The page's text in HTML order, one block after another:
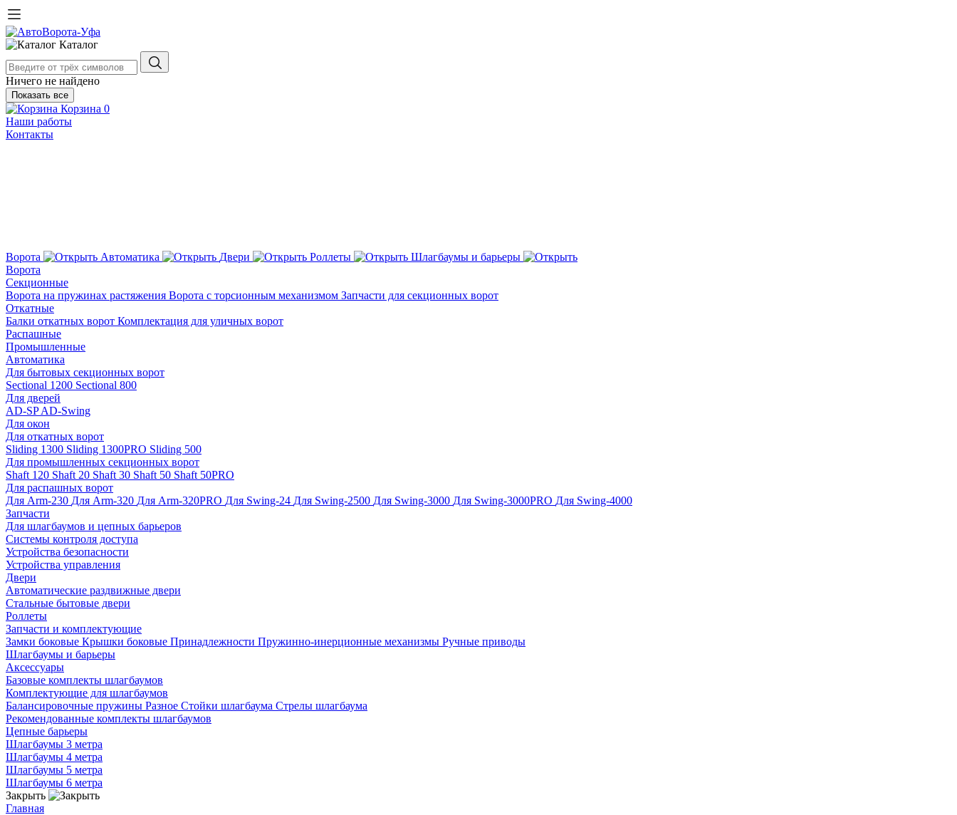
Каталог
Ничего не найдено
Показать все
Корзина 0
Наши работы
Контакты
Ворота Автоматика Двери Роллеты
Шлагбаумы и барьеры
Ворота
Секционные
Ворота на пружинах растяжения Ворота с торсионным механизмом Запчасти для секционных ворот
Откатные
Балки откатных ворот Комплектация для уличных ворот
Распашные
Промышленные
Автоматика
Для бытовых секционных ворот
Sectional 1200 Sectional 800
Для дверей
AD-SPAD-Swing
Для окон
Для откатных ворот
Sliding 1300 Sliding 1300PRO Sliding 500
Для промышленных секционных ворот
Shaft 120 Shaft 20 Shaft 30 Shaft 50 Shaft 50PRO
Для распашных ворот
Для Arm-230 Для Arm-320 Для Arm-320PRO Для Swing-24 Для Swing-2500 Для Swing-3000 Для Swing-3000PRO Для Swing-4000
Запчасти
Для шлагбаумов и цепных барьеров
Системы контроля доступа
Устройства безопасности
Устройства управления
Двери
Автоматические раздвижные двери
Стальные бытовые двери
Роллеты
Запчасти и комплектующие
Замки боковые Крышки боковые Принадлежности Пружинно-инерционные механизмы Ручные приводы
Шлагбаумы и барьеры
Аксессуары
Базовые комплекты шлагбаумов
Комплектующие для шлагбаумов
Балансировочные пружины Разное Стойки шлагбаума Стрелы шлагбаума
Рекомендованные комплекты шлагбаумов
Цепные барьеры
Шлагбаумы 3 метра
Шлагбаумы 4 метра
Шлагбаумы 5 метра
Шлагбаумы 6 метра
Закрыть
Главная